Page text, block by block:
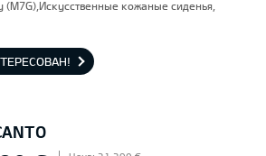
(M7G),Искусственные кожаные сиденья,